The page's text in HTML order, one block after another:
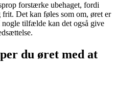
forstærke ubehaget, fordi
Det kan føles som om, øret er
tilfælde kan det også give
du øret med at